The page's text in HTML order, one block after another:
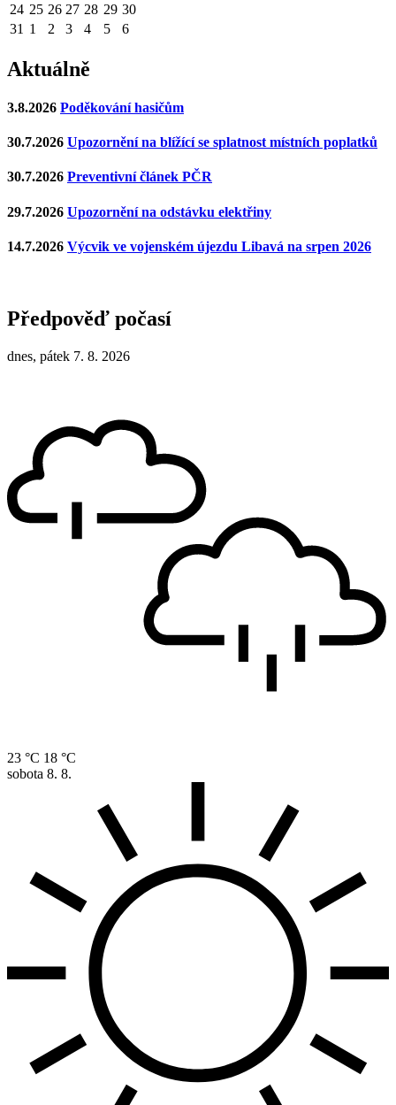
24 25 26 27 28 29 30
31 1 2 3 4 5 6
Aktuálně
3.8.2026 Poděkování hasičům
30.7.2026 Upozornění na blížící se splatnost místních poplatků
30.7.2026 Preventivní článek PČR
29.7.2026 Upozornění na odstávku elektřiny
14.7.2026 Výcvik ve vojenském újezdu Libavá na srpen 2026
Předpověď počasí
dnes, pátek 7. 8. 2026
23 °C 18 °C
sobota 8. 8.